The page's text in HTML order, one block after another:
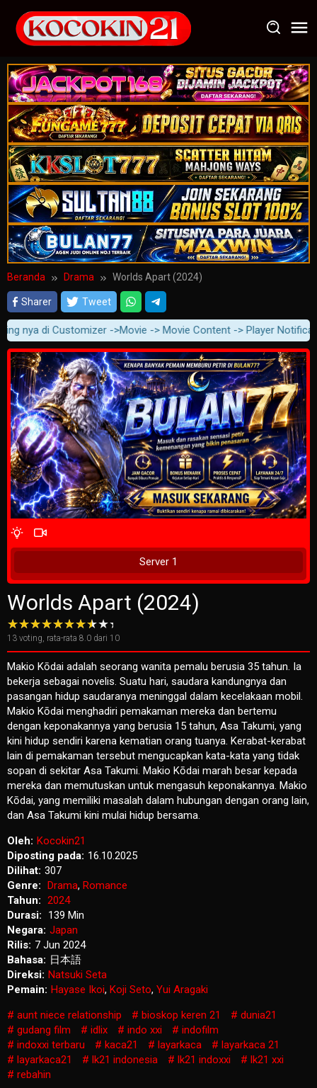
konten
Beranda Drama Worlds Apart (2024)
Sharer Tweet
nya di Customizer ->Movie -> Movie Content -> Player
Play Now
4 Wait Time
Server 1
Worlds Apart (2024)
13 voting, rata-rata 8.0 dari 10
Makio Kōdai adalah seorang wanita pemalu berusia 35 tahun. Ia
bekerja sebagai novelis. Suatu hari, saudara kandungnya dan
pasangan hidup saudaranya meninggal dalam kecelakaan mobil.
Makio Kōdai menghadiri pemakaman mereka dan bertemu
dengan keponakannya yang berusia 15 tahun, Asa Takumi, yang
kini hidup sendiri karena kematian orang tuanya. Kerabat-kerabat
lain di pemakaman tersebut mengucapkan kata-kata yang tidak
sopan di sekitar Asa Takumi. Makio Kōdai marah besar kepada
mereka dan memutuskan untuk mengasuh keponakannya. Makio
Kōdai, yang memiliki masalah dalam hubungan dengan orang lain,
dan Asa Takumi kini mulai hidup bersama.
Oleh: Kocokin21
Diposting pada: 16.10.2025
Dilihat: 307
Genre:
Drama, Romance
Tahun: 2024
Durasi:
139 Min
Negara: Japan
Rilis: 7 Jun 2024
Bahasa: 日本語
Direksi: Natsuki Seta
Pemain: Hayase Ikoi, Koji Seto, Yui Aragaki
aunt niece relationship
bioskop keren 21
dunia21
gudang film
idlix indo xxi
indofilm
indoxxi terbaru
kaca21 layarkaca
layarkaca 21
layarkaca21
lk21 indonesia lk21 indoxxi
lk21 xxi
rebahin